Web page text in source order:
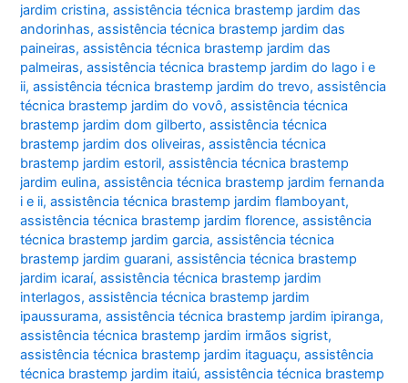
jardim cristina,assistência técnica brastemp jardim das
andorinhas,assistência técnica brastemp jardim das
paineiras,assistência técnica brastemp jardim das
palmeiras,assistência técnica brastemp jardim do lago i e
ii,assistência técnica brastemp jardim do trevo,assistência
técnica brastemp jardim do vovô,assistência técnica
brastemp jardim dom gilberto,assistência técnica
brastemp jardim dos oliveiras,assistência técnica
brastemp jardim estoril,assistência técnica brastemp
jardim eulina,assistência técnica brastemp jardim fernanda
i e ii,assistência técnica brastemp jardim flamboyant,
assistência técnica brastemp jardim florence,assistência
técnica brastemp jardim garcia,assistência técnica
brastemp jardim guarani,assistência técnica brastemp
jardim icaraí,assistência técnica brastemp jardim
interlagos,assistência técnica brastemp jardim
ipaussurama,assistência técnica brastemp jardim ipiranga,
assistência técnica brastemp jardim irmãos sigrist,
assistência técnica brastemp jardim itaguaçu,assistência
técnica brastemp jardim itaiú,assistência técnica brastemp